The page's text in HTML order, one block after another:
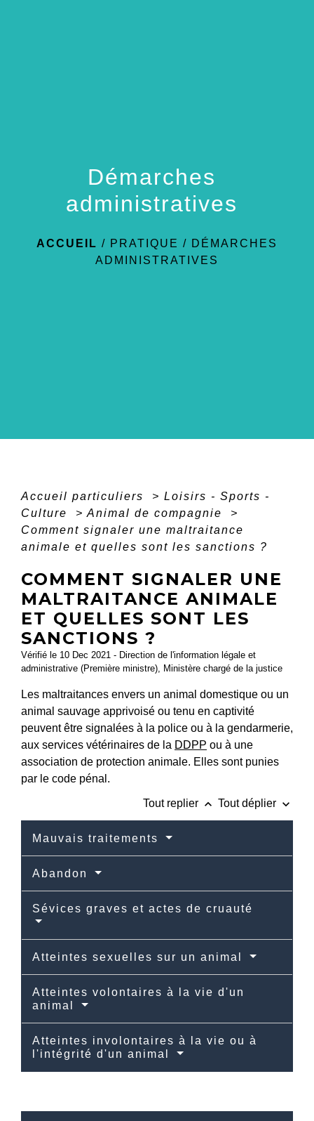
Démarches
administratives
ACCUEIL / PRATIQUE / DÉMARCHES
ADMINISTRATIVES
Accueil particuliers > Loisirs - Sports -
Culture
> Animal de compagnie
>
Comment signaler une maltraitance
animale et quelles sont les sanctions ?
COMMENT SIGNALER UNE
MALTRAITANCE ANIMALE
ET QUELLES SONT LES
SANCTIONS ?
Vérifié le 10 Dec 2021 - Direction de l'information légale et
administrative (Première ministre), Ministère chargé de la justice
Les maltraitances envers un animal domestique ou un
animal sauvage apprivoisé ou tenu en captivité
peuvent être signalées à la police ou à la gendarmerie,
aux services vétérinaires de la DDPP ou à une
association de protection animale. Elles sont punies
par le code pénal.
Tout replier keyboard_arrow_up Tout déplier keyboard_arrow_down
Mauvais traitements
Abandon
Sévices graves et actes de cruauté
Atteintes sexuelles sur un animal
Atteintes volontaires à la vie d'un
animal
Atteintes involontaires à la vie ou à
l'intégrité d'un animal